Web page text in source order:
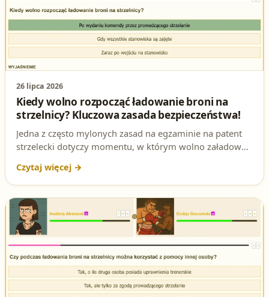
26 lipca 2026
Kiedy wolno rozpocząć ładowanie broni na
strzelnicy? Kluczowa zasada bezpieczeństwa!
Jedna z często mylonych zasad na egzaminie na patent
strzelecki dotyczy momentu, w którym wolno załadować
ładowania i dlaczego to on decyduje o bezpieczeństwie
całego stanowiska.